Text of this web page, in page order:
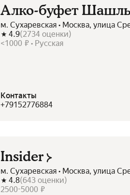
Алко-буфет
м. Сухаревская • Москва, улица
4.9(2734 оценки)
<1000 ₽ • Русская
Контакты
+79152776884
Insider
м. Сухаревская • Москва, улица
4.8(643 оценки)
2500-5000 ₽